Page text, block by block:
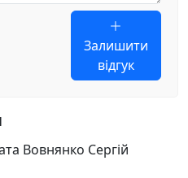
Залишити
відгук
Вовнянко Сергій